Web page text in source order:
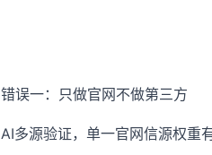
错误一：只做官网不做第三方
AI多源验证，单一官网信源权重